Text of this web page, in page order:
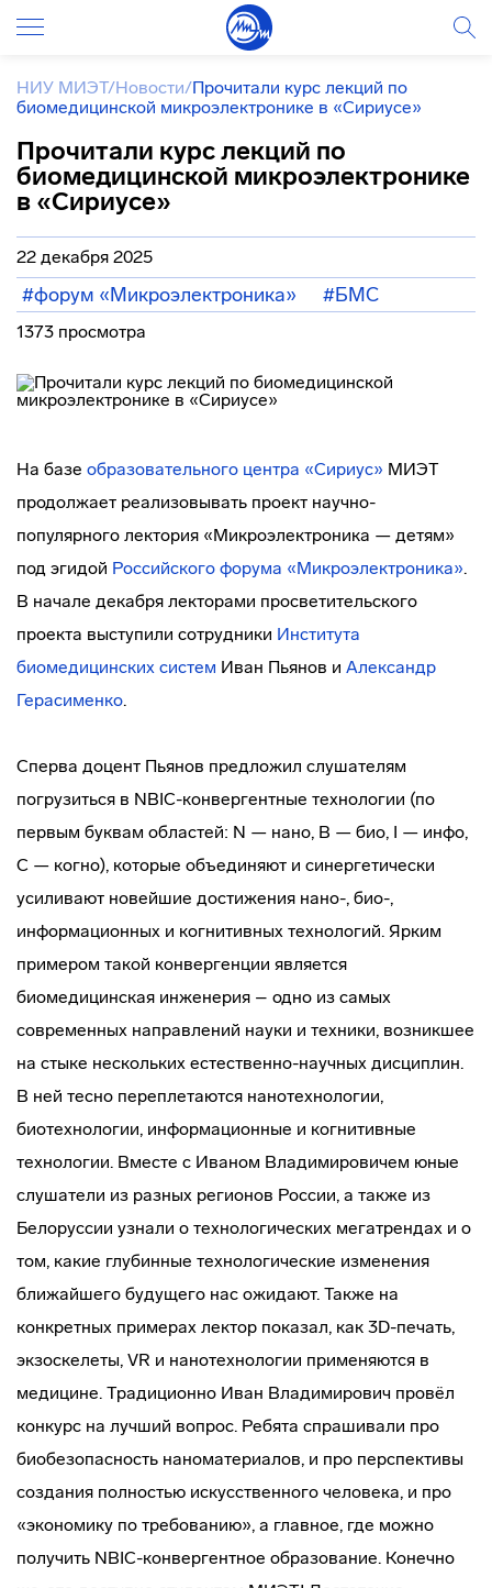
НИУ МИЭТ/Новости/Прочитали курс лекций по
биомедицинской микроэлектронике в «Сириусе»
Прочитали курс лекций по
биомедицинской микроэлектронике
в «Сириусе»
22 декабря 2025
#форум «Микроэлектроника» #БМС
1373 просмотра
На базе образовательного центра «Сириус» МИЭТ
продолжает реализовывать проект научно-
популярного лектория «Микроэлектроника — детям»
под эгидой Российского форума «Микроэлектроника».
В начале декабря лекторами просветительского
проекта выступили сотрудники Института
биомедицинских систем Иван Пьянов и Александр
Герасименко.
Сперва доцент Пьянов предложил слушателям
погрузиться в NBIC-конвергентные технологии (по
первым буквам областей: N — нано, B — био, I — инфо,
C — когно), которые объединяют и синергетически
усиливают новейшие достижения нано-, био-,
информационных и когнитивных технологий. Ярким
примером такой конвергенции является
биомедицинская инженерия – одно из самых
современных направлений науки и техники, возникшее
на стыке нескольких естественно-научных дисциплин.
В ней тесно переплетаются нанотехнологии,
биотехнологии, информационные и когнитивные
технологии. Вместе с Иваном Владимировичем юные
слушатели из разных регионов России, а также из
Белоруссии узнали о технологических мегатрендах и о
том, какие глубинные технологические изменения
ближайшего будущего нас ожидают. Также на
конкретных примерах лектор показал, как 3D-печать,
экзоскелеты, VR и нанотехнологии применяются в
медицине. Традиционно Иван Владимирович провёл
конкурс на лучший вопрос. Ребята спрашивали про
биобезопасность наноматериалов, и про перспективы
создания полностью искусственного человека, и про
«экономику по требованию», а главное, где можно
получить NBIC-конвергентное образование. Конечно